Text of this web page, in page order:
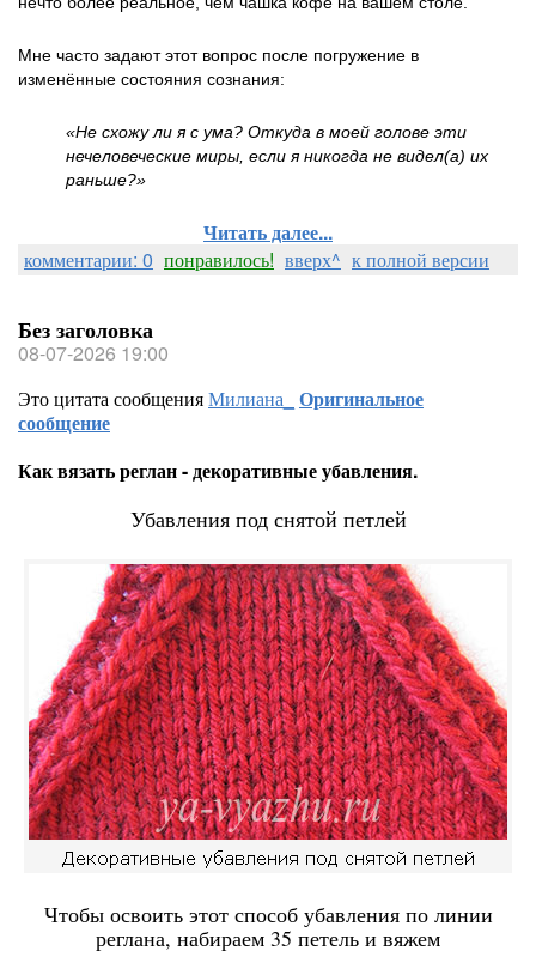
Мне часто задают этот вопрос после погружение в
изменённые состояния сознания:
«Не схожу ли я с ума? Откуда в моей голове эти
нечеловеческие миры, если я никогда не видел(а) их
раньше?»
Читать далее...
комментарии: 0 понравилось! вверх^ к полной версии
Без заголовка
08-07-2026 19:00
Это цитата сообщенияМилиана_ Оригинальное
сообщение
Как вязать реглан - декоративные убавления.
Убавления под снятой петлей
Чтобы освоить этот способ убавления по линии
реглана, набираем 35 петель и вяжем